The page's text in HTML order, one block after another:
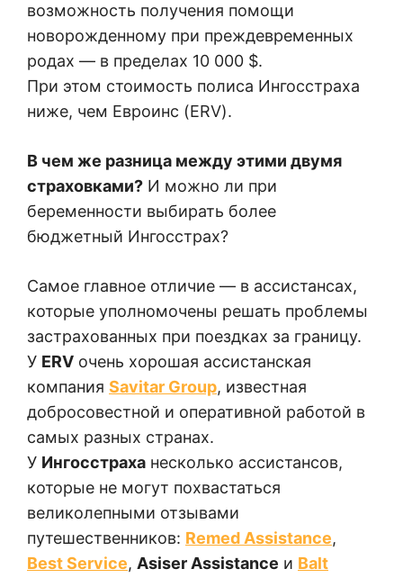
возможность получения помощи
новорожденному при преждевременных
родах — в пределах 10 000 $.
При этом стоимость полиса Ингосстраха
ниже, чем Евроинс (ERV).
В чем же разница между этими двумя
страховками? И можно ли при
беременности выбирать более
бюджетный Ингосстрах?
Самое главное отличие — в ассистансах,
которые уполномочены решать проблемы
застрахованных при поездках за границу.
У ERV очень хорошая ассистанская
компания Savitar Group, известная
добросовестной и оперативной работой в
самых разных странах.
У Ингосстраха несколько ассистансов,
которые не могут похвастаться
великолепными отзывами
путешественников: Remed Assistance,
Best Service, Asiser Assistance и Balt